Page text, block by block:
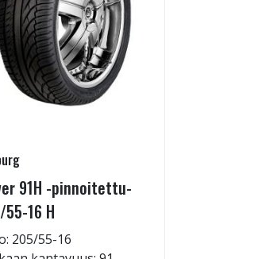
91H -pinnoitettu-
16 H
205/55-16